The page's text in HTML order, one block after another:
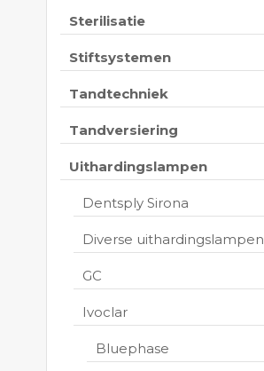
Sterilisatie
Stiftsystemen
Tandtechniek
Tandversiering
Uithardingslampen
Dentsply Sirona
Diverse uithardingslampen
GC
Ivoclar
Bluephase